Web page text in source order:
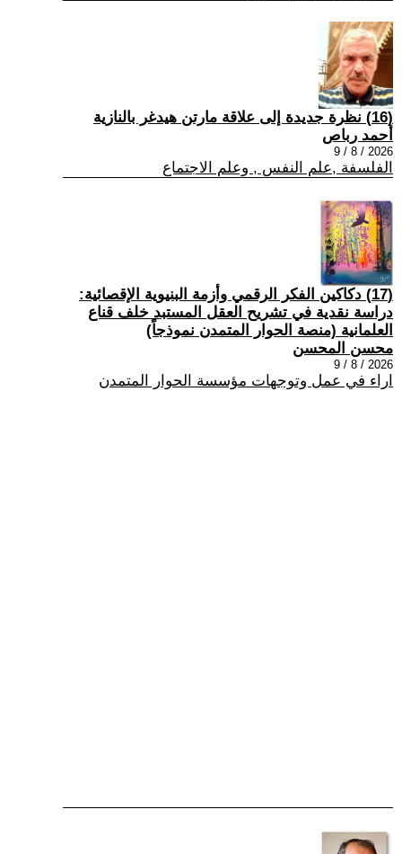
(16) نظرة جديدة إلى علاقة مارتن هيدغر بالنازية
أحمد رباص
2026 / 8 / 9
الفلسفة ,علم النفس , وعلم الاجتماع
(17) دكاكين الفكر الرقمي وأزمة البنيوية الإقصائية:
دراسة نقدية في تشريح العقل المستبد خلف قناع
العلمانية (منصة الحوار المتمدن نموذجاً)
محسن المحسن
2026 / 8 / 9
اراء في عمل وتوجهات مؤسسة الحوار المتمدن